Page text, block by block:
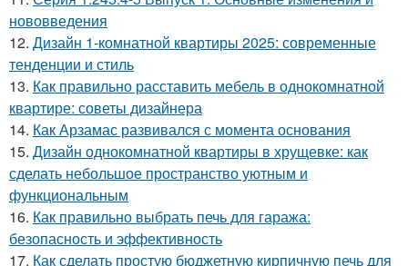
нововведения
12. Дизайн 1-комнатной квартиры 2025: современные
тенденции и стиль
13. Как правильно расставить мебель в однокомнатной
квартире: советы дизайнера
14. Как Арзамас развивался с момента основания
15. Дизайн однокомнатной квартиры в хрущевке: как
сделать небольшое пространство уютным и
функциональным
16. Как правильно выбрать печь для гаража:
безопасность и эффективность
17. Как сделать простую бюджетную кирпичную печь для